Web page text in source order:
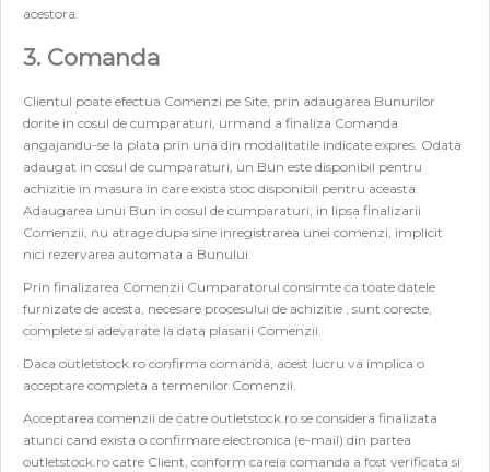
acestora.
3. Comanda
Clientul poate efectua Comenzi pe Site, prin adaugarea Bunurilor
dorite in cosul de cumparaturi, urmand a finaliza Comanda
angajandu-se la plata prin una din modalitatile indicate expres. Odata
adaugat in cosul de cumparaturi, un Bun este disponibil pentru
achizitie in masura in care exista stoc disponibil pentru aceasta.
Adaugarea unui Bun in cosul de cumparaturi, in lipsa finalizarii
Comenzii, nu atrage dupa sine inregistrarea unei comenzi, implicit
nici rezervarea automata a Bunului.
Prin finalizarea Comenzii Cumparatorul consimte ca toate datele
furnizate de acesta, necesare procesului de achizitie , sunt corecte,
complete si adevarate la data plasarii Comenzii.
Daca outletstock.ro confirma comanda, acest lucru va implica o
acceptare completa a termenilor Comenzii.
Acceptarea comenzii de catre outletstock.ro se considera finalizata
atunci cand exista o confirmare electronica (e-mail) din partea
outletstock.ro catre Client, conform careia comanda a fost verificata si